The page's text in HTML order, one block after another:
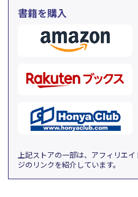
書籍を購入
上記ストアの一部は、アフィリエ
ジのリンクを紹介しています。